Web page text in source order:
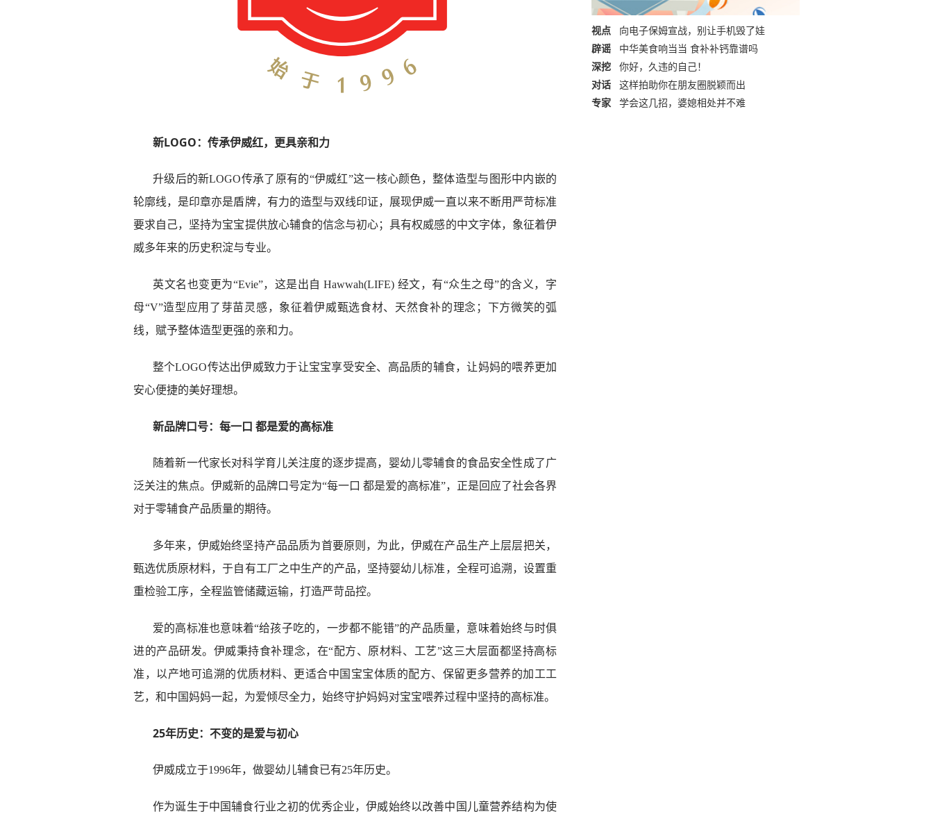
新LOGO：传承伊威红，更具亲和力
升级后的新LOGO传承了原有的“伊威红”这一核心颜色，整体造型与图形中内嵌的
轮廓线，是印章亦是盾牌，有力的造型与双线印证，展现伊威一直以来不断用严苛标准
要求自己，坚持为宝宝提供放心辅食的信念与初心；具有权威感的中文字体，象征着伊
威多年来的历史积淀与专业。
英文名也变更为“Evie”，这是出自 Hawwah(LIFE) 经文，有“众生之母”的含义，字
母“V”造型应用了芽苗灵感，象征着伊威甄选食材、天然食补的理念；下方微笑的弧
线，赋予整体造型更强的亲和力。
整个LOGO传达出伊威致力于让宝宝享受安全、高品质的辅食，让妈妈的喂养更加
安心便捷的美好理想。
新品牌口号：每一口 都是爱的高标准
随着新一代家长对科学育儿关注度的逐步提高，婴幼儿零辅食的食品安全性成了广
泛关注的焦点。伊威新的品牌口号定为“每一口 都是爱的高标准”，正是回应了社会各界
对于零辅食产品质量的期待。
多年来，伊威始终坚持产品品质为首要原则，为此，伊威在产品生产上层层把关，
甄选优质原材料，于自有工厂之中生产的产品，坚持婴幼儿标准，全程可追溯，设置重
重检验工序，全程监管储藏运输，打造严苛品控。
爱的高标准也意味着“给孩子吃的，一步都不能错”的产品质量，意味着始终与时俱
进的产品研发。伊威秉持食补理念，在“配方、原材料、工艺”这三大层面都坚持高标
准，以产地可追溯的优质材料、更适合中国宝宝体质的配方、保留更多营养的加工工
艺，和中国妈妈一起，为爱倾尽全力，始终守护妈妈对宝宝喂养过程中坚持的高标准。
25年历史：不变的是爱与初心
伊威成立于1996年，做婴幼儿辅食已有25年历史。
作为诞生于中国辅食行业之初的优秀企业，伊威始终以改善中国儿童营养结构为使
视点
向电子保姆宣战，别让手机毁了娃
辟谣
中华美食响当当 食补补钙靠谱吗
深挖 你好，久违的自己！
对话 这样拍助你在朋友圈脱颖而出
专家 学会这几招，婆媳相处并不难